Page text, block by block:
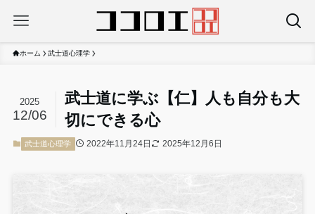
ホーム 武士道心理学
武士道に学ぶ【仁】人も自分も大
切にできる心
2025
12/06
武士道心理学 2022年11月24日 2025年12月6日